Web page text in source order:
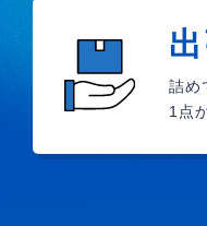
詰め
1点